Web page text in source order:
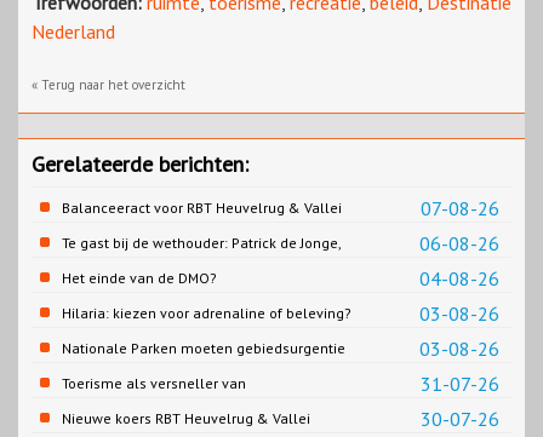
Nederland
« Terug naar het overzicht
Gerelateerde berichten:
07-08-26
Balanceeract voor RBT Heuvelrug & Vallei
06-08-26
Te gast bij de wethouder: Patrick de Jonge,
Gemeente Emmen
04-08-26
Het einde van de DMO?
03-08-26
Hilaria: kiezen voor adrenaline of beleving?
03-08-26
Nationale Parken moeten gebiedsurgentie
en beleidsurgentie verbinden
31-07-26
Toerisme als versneller van
retailtransformatie in Europese
30-07-26
Nieuwe koers RBT Heuvelrug & Vallei